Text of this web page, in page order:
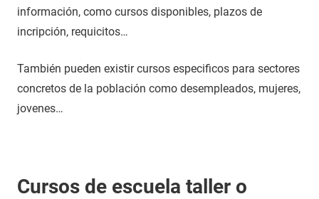
información, como cursos disponibles, plazos de
incripción, requicitos…
También pueden existir cursos especificos para sectores
concretos de la población como desempleados, mujeres,
jovenes…
Cursos de escuela taller o